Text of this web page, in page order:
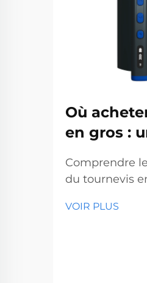
Où
en gros :
Comprendre
du tournevis
segment
VOIR PLUS